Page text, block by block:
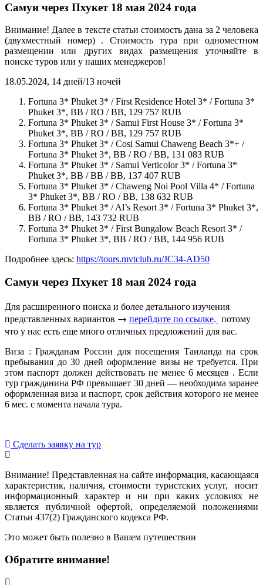
Самуи через Пхукет 18 мая 2024 года
Внимание! Далее в тексте статьи стоимость дана за 2 человека
(двухместный номер) . Стоимость тура при одноместном
размещении или других видах размещения уточняйте в
поиске туров или у наших менеджеров!
18.05.2024, 14 дней/13 ночей
Fortuna 3* Phuket 3* / First Residence Hotel 3* / Fortuna 3*
Phuket 3*, BB / RO / BB, 129 757 RUB
Fortuna 3* Phuket 3* / Samui First House 3* / Fortuna 3*
Phuket 3*, BB / RO / BB, 129 757 RUB
Fortuna 3* Phuket 3* / Cosi Samui Chaweng Beach 3*+ /
Fortuna 3* Phuket 3*, BB / RO / BB, 131 083 RUB
Fortuna 3* Phuket 3* / Samui Verticolor 3* / Fortuna 3*
Phuket 3*, BB / BB / BB, 137 407 RUB
Fortuna 3* Phuket 3* / Chaweng Noi Pool Villa 4* / Fortuna
3* Phuket 3*, BB / RO / BB, 138 632 RUB
Fortuna 3* Phuket 3* / Al’s Resort 3* / Fortuna 3* Phuket 3*,
BB / RO / BB, 143 732 RUB
Fortuna 3* Phuket 3* / First Bungalow Beach Resort 3* /
Fortuna 3* Phuket 3*, BB / RO / BB, 144 956 RUB
Подробнее здесь: https://tours.mvtclub.ru/JC34-AD50
Самуи через Пхукет 18 мая 2024 года
Для расширенного поиска и более детального изучения
представленных вариантов → перейдите по ссылке, потому
что у нас есть еще много отличных предложений для вас.
Виза : Гражданам России для посещения Таиланда на срок
пребывания до 30 дней оформление визы не требуется. При
этом паспорт должен действовать не менее 6 месяцев . Если
тур гражданина РФ превышает 30 дней — необходима заранее
оформленная виза и паспорт, срок действия которого не менее
6 мес. с момента начала тура.
Сделать заявку на тур
Внимание! Представленная на сайте информация, касающаяся
характеристик, наличия, стоимости туристских услуг, носит
информационный характер и ни при каких условиях не
является публичной офертой, определяемой положениями
Статьи 437(2) Гражданского кодекса РФ.
Это может быть полезно в Вашем путешествии
Обратите внимание!